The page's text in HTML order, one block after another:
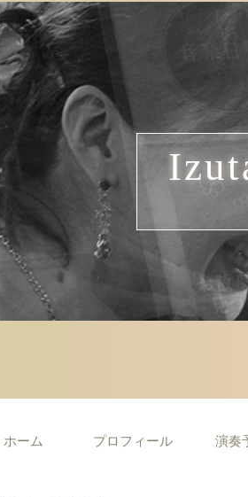
ホーム プロフィール 演奏